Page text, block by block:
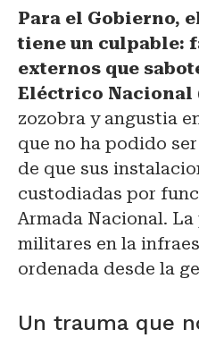
Para el Gobierno,
tiene un culpable:
externos que
Eléctrico Nacional
zozobra y angustia
que no ha podido
de que sus
custodiadas por
Armada Nacional.
militares en la
ordenada desde la
Un trauma que